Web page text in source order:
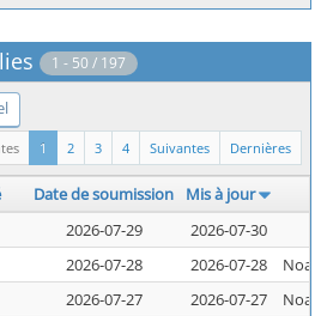
1 - 50 / 197
Dernières
Suivantes
4
3
2
1
Date de soumission
Mis à jour
2026-07-29 2026-07-30
2026-07-28 2026-07-28
2026-07-27 2026-07-27